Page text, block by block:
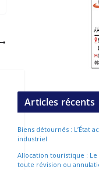
Articles récents
Biens détournés : L’État
industriel
Allocation touristique :
toute révision ou